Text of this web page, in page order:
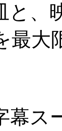
と、
最大
幕ス